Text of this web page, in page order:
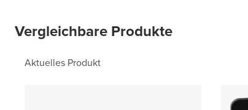
Vergleichbare Produkte
Aktuelles Produkt